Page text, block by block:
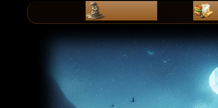
ZaPiSy